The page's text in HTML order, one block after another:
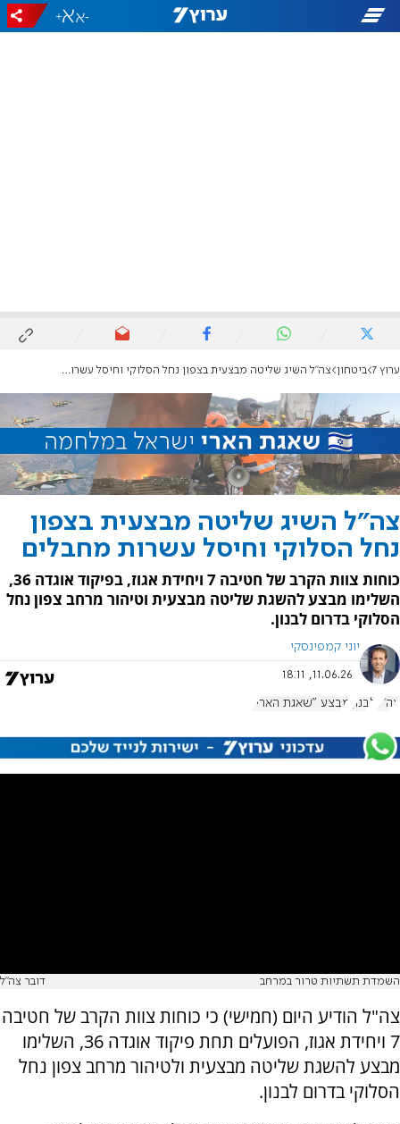
-
+
ערוץ 7 ביטחון צה"ל השיג שליטה מבצעית בצפון נחל הסלוקי וחיסל עשרות מחבלים
צה"ל השיג שליטה מבצעית בצפון
נחל הסלוקי וחיסל עשרות מחבלים
כוחות צוות הקרב של חטיבה 7 ויחידת אגוז, בפיקוד אוגדה 36,
השלימו מבצע להשגת שליטה מבצעית וטיהור מרחב צפון נחל
הסלוקי בדרום לבנון.
יוני קמפינסקי
11.06.26, 18:11
צה"ל לבנון מבצע "שאגת הארי"
השמדת תשתיות טרור במרחב דובר צה"ל
צה"ל הודיע היום (חמישי) כי כוחות צוות הקרב של חטיבה
7 ויחידת אגוז, הפועלים תחת פיקוד אוגדה 36, השלימו
מבצע להשגת שליטה מבצעית ולטיהור מרחב צפון נחל
הסלוקי בדרום לבנון.